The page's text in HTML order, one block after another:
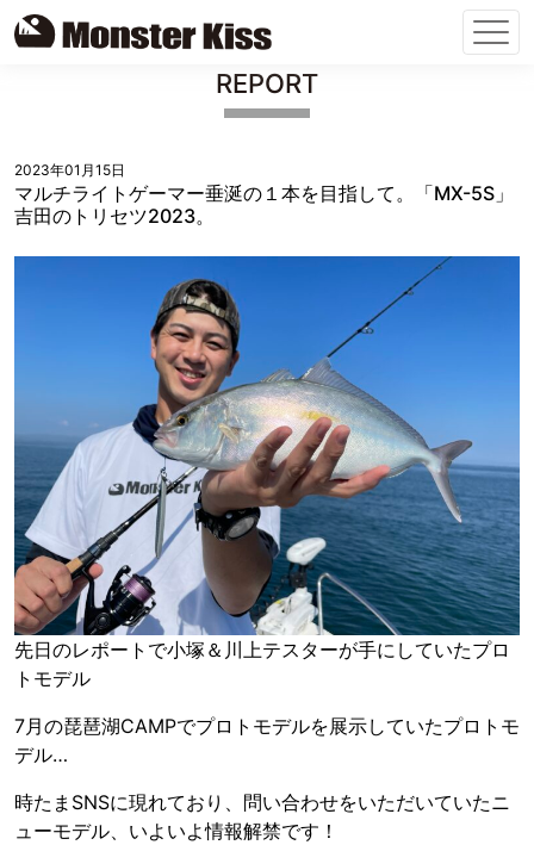
REPORT
2023年01月15日
マルチライトゲーマー垂涎の１本を目指して。「MX-5S」
吉田のトリセツ2023。
先日のレポートで小塚＆川上テスターが手にしていたプロ
トモデル
7月の琵琶湖CAMPでプロトモデルを展示していたプロトモ
デル…
時たまSNSに現れており、問い合わせをいただいていたニ
ューモデル、いよいよ情報解禁です！